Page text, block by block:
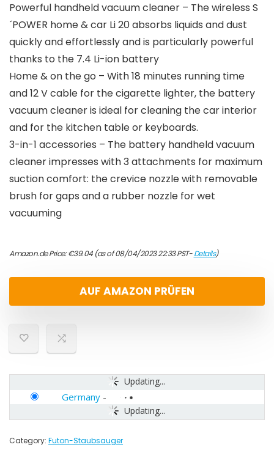
Powerful handheld vacuum cleaner – The wireless S
´POWER home & car Li 20 absorbs liquids and dust
quickly and effortlessly and is particularly powerful
thanks to the 7.4 Li-ion battery
Home & on the go – With 18 minutes running time
and 12 V cable for the cigarette lighter, the battery
vacuum cleaner is ideal for cleaning the car interior
and for the kitchen table or keyboards.
3-in-1 accessories – The battery handheld vacuum
cleaner impresses with 3 attachments for maximum
suction comfort: the crevice nozzle with removable
brush for gaps and a rubber nozzle for wet
vacuuming
Amazon.de Price:€39.04(as of 08/04/2023 22:33 PST-Details)
AUF AMAZON PRÜFEN
Updating...
Updating...
Germany -
Category: Futon-Staubsauger